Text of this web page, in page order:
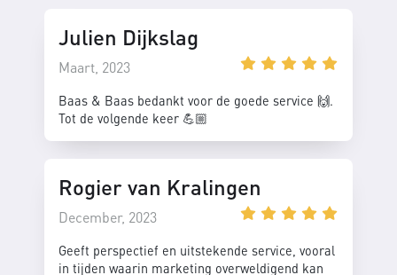
Julien Dijkslag
Maart, 2023
Baas & Baas bedankt voor de goede service 🙌.
Tot de volgende keer 💪🏼
Rogier van Kralingen
December, 2023
Geeft perspectief en uitstekende service, vooral
in tijden waarin marketing overweldigend kan